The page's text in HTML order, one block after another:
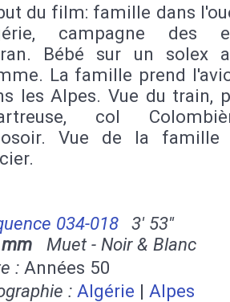
du film: famille dans
campagne des
Bébé sur un solex
La famille prend
les Alpes. Vue du train,
col
Vue de la famille
034-018
3' 53''
Muet - Noir & Blanc
: Années 50
: Algérie | Alpes